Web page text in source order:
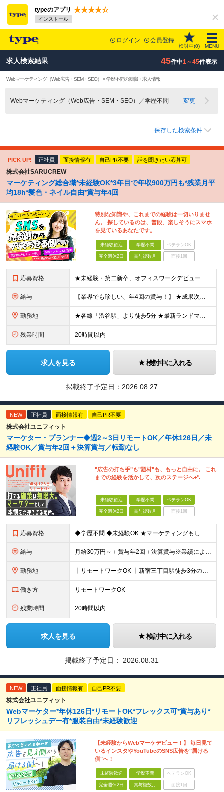
typeのアプリ
インストール
ログイン 会員登録
検討中(0) MENU
求人検索結果 45件中1～45件表示
Webマーケティング（Web広告・SEM・SEO） × 学歴不問の転職・求人情報
Webマーケティング（Web広告・SEM・SEO）／学歴不問 変更
保存した検索条件
PICK UP! 正社員 面接情報有 自己PR不要 話を聞きたい応募可
株式会社SARUCREW
マーケティング総合職*未経験OK*3年目で年収900万円も*残業月平
均18h*髪色・ネイル自由*賞与年4回
特別な知識や、これまでの経験は一切いりませ
ん。 探しているのは、普段、楽しそうにスマホ
を見ているあなたです。
未経験歓迎 学歴不問 ベテランOK
完全週休2日 賞与複数月 面接1回
応募資格 ★未経験・第二新卒、オフィスワークデビュー大歓迎 ★平均年齢は28.6歳！ ★20代の若手メンバーが中心になって活躍している職場です！ ●学歴不問 ※35歳以下の方（若年層の長期キャリア形成） ★こ
給与 【業界でも珍しい、年4回の賞与！】 ★成果次第でスピード昇給可 →20代で年収700万〜900万超も！ ■未経験：月給26〜30万円＋賞与年4回（業績による）＋各種手当 ※経験・スキルを考慮して決定
勤務地 ★各線「渋谷駅」より徒歩5分 ★最新ランドマークオフィスです！ ★転勤はありません 【本社】 東京都渋谷区道玄坂2-25-12 道玄坂通 dogenzaka-dori 5階 ※(変更の範囲)上記を除
残業時間 20時間以内
求人を見る 検討中に入れる
掲載終了予定日： 2026.08.27
NEW 正社員 面接情報有 自己PR不要
株式会社ユニフィット
マーケター・プランナー◆週2～3日リモートOK／年休126日／未
経験OK／賞与年2回＋決算賞与／転勤なし
"広告の打ち手"も"題材"も、もっと自由に。 これ
までの経験を活かして、次のステージへ+°.
未経験歓迎 学歴不問 ベテランOK
完全週休2日 賞与複数月 面接1回
応募資格 ◆学歴不問 ◆未経験OK ★マーケティングもしくはプロモーション企画立案などの実務経験をお持ちの方歓迎します（業界・経験年数不問） ＜ 以下に１つでも当てはまる方は、大歓迎！＞ ◇自社製品・1業界
給与 月給30万円～＋賞与年2回＋決算賞与※業績による ※上記月給額を目安として、経験や前職給与などを踏まえ、相談のうえ給与額が変動する可能性がございます。 ※試用期間中は賞与対象外となります。 【固定
勤務地 ┃リモートワークOK ┃新宿三丁目駅徒歩3分のオフィス ┃転勤なし 【本社】 東京都新宿区新宿5-13-9 太平洋不動産新宿ビル 2F ＼オフィスの雰囲気についてご紹介／ 落ち着いた色味でまとめら
働き方 リモートワークOK
残業時間 20時間以内
求人を見る 検討中に入れる
掲載終了予定日： 2026.08.31
NEW 正社員 面接情報有 自己PR不要
株式会社ユニフィット
Webマーケター*年休126日*リモートOK*フレックス可*賞与あり*
リフレッシュデー有*服装自由*未経験歓迎
【未経験からWebマーケデビュー！】 毎日見て
いるインスタやYouTubeのSNS広告を"届ける
側"へ！
未経験歓迎 学歴不問 ベテランOK
完全週休2日 賞与複数月 面接1回